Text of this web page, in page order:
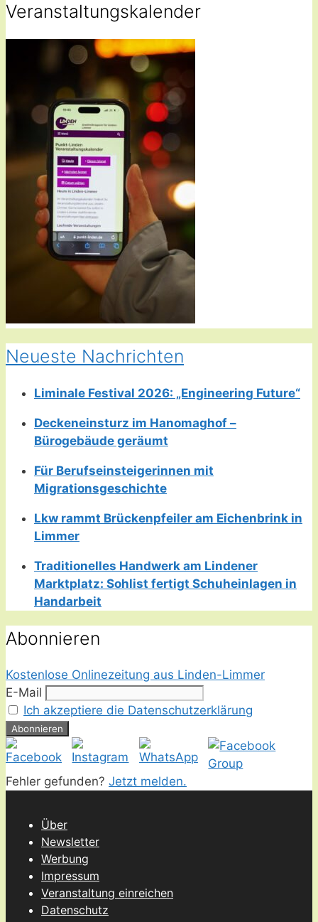
Veranstaltungskalender
Neueste Nachrichten
Liminale Festival 2026: „Engineering Future“
Deckeneinsturz im Hanomaghof –
Bürogebäude geräumt
Für Berufseinsteigerinnen mit
Migrationsgeschichte
Lkw rammt Brückenpfeiler am Eichenbrink in
Limmer
Traditionelles Handwerk am Lindener
Marktplatz: Sohlist fertigt Schuheinlagen in
Handarbeit
Abonnieren
Kostenlose Onlinezeitung aus Linden-Limmer
E-Mail
Ich akzeptiere die Datenschutzerklärung
Fehler gefunden? Jetzt melden.
Über
Newsletter
Werbung
Impressum
Veranstaltung einreichen
Datenschutz